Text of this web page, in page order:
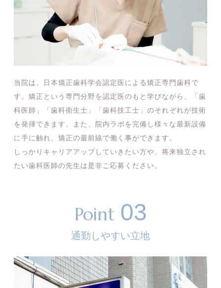
当院は、日本矯正歯科学会認定医による矯正専門歯科で
す。矯正という専門分野を認定医のもと学びながら、「歯
科医師」「歯科衛生士」「歯科技工士」のそれぞれが技術
を発揮できます。また、院内ラボを完備し様々な最新設備
に手に触れ、矯正の最前線で働く事ができます。
しっかりキャリアアップしていきたい方や、将来独立され
たい歯科医師の先生は是非ご応募ください。
Point 03
通勤しやすい立地